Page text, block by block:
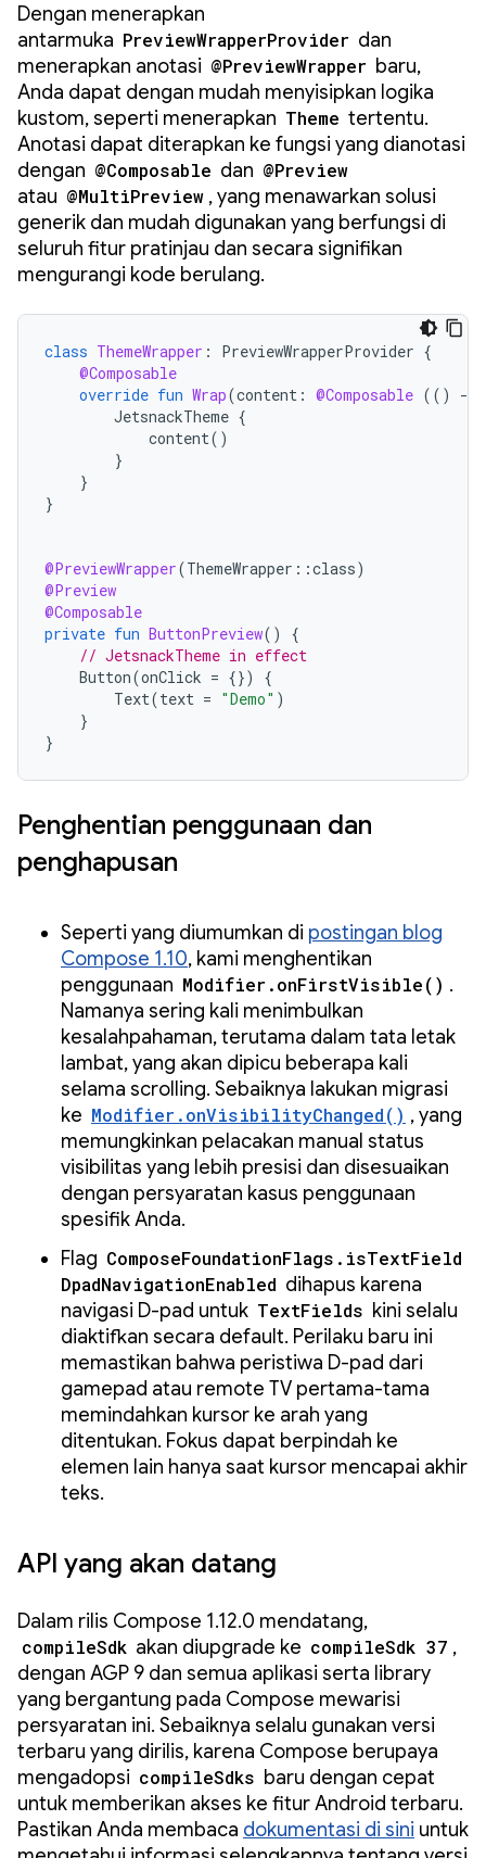
Dengan menerapkan
antarmuka PreviewWrapperProvider dan
menerapkan anotasi @PreviewWrapper baru,
Anda dapat dengan mudah menyisipkan logika
kustom, seperti menerapkan Theme tertentu.
Anotasi dapat diterapkan ke fungsi yang dianotasi
dengan @Composable dan @Preview
atau @MultiPreview , yang menawarkan solusi
generik dan mudah digunakan yang berfungsi di
seluruh fitur pratinjau dan secara signifikan
mengurangi kode berulang.
class ThemeWrapper : PreviewWrapperProvider {
@Composable
override fun Wrap(content : @Composable (() -
JetsnackTheme {
content()
}
}
}
@PreviewWrapper(ThemeWrapper ::class)
@Preview
@Composable
private fun ButtonPreview()
{
// JetsnackTheme in effect
Button(onClick = {})
{
Text(text = "Demo" )
}
}
Penghentian penggunaan dan
penghapusan
Seperti yang diumumkan di postingan blog
Compose 1.10, kami menghentikan
penggunaan Modifier.onFirstVisible() .
Namanya sering kali menimbulkan
kesalahpahaman, terutama dalam tata letak
lambat, yang akan dipicu beberapa kali
selama scrolling. Sebaiknya lakukan migrasi
ke Modifier.onVisibilityChanged() , yang
memungkinkan pelacakan manual status
visibilitas yang lebih presisi dan disesuaikan
dengan persyaratan kasus penggunaan
spesifik Anda.
Flag ComposeFoundationFlags.isTextField
DpadNavigationEnabled dihapus karena
navigasi D-pad untuk TextFields kini selalu
diaktifkan secara default. Perilaku baru ini
memastikan bahwa peristiwa D-pad dari
gamepad atau remote TV pertama-tama
memindahkan kursor ke arah yang
ditentukan. Fokus dapat berpindah ke
elemen lain hanya saat kursor mencapai akhir
teks.
API yang akan datang
Dalam rilis Compose 1.12.0 mendatang,
compileSdk akan diupgrade ke compileSdk 37 ,
dengan AGP 9 dan semua aplikasi serta library
yang bergantung pada Compose mewarisi
persyaratan ini. Sebaiknya selalu gunakan versi
terbaru yang dirilis, karena Compose berupaya
mengadopsi compileSdks baru dengan cepat
untuk memberikan akses ke fitur Android terbaru.
Pastikan Anda membaca dokumentasi di sini untuk